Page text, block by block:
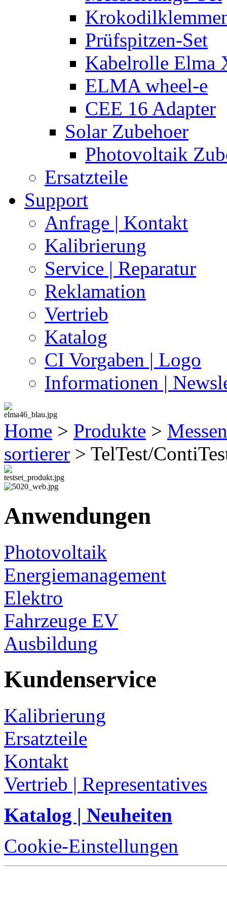
Prüfspitzen-Set
Kabelrolle Elma
ELMA wheel-e
CEE 16 Adapter
Solar Zubehoer
Photovoltaik
Ersatzteile
Support
Anfrage | Kontakt
Kalibrierung
Service | Reparatur
Reklamation
Vertrieb
Katalog
CI Vorgaben | Logo
Informationen |
Home > Produkte >
sortierer > TelTest/
Anwendungen
Photovoltaik
Energiemanagement
Elektro
Fahrzeuge EV
Ausbildung
Kundenservice
Kalibrierung
Ersatzteile
Kontakt
Vertrieb | Representatives
Katalog | Neuheiten
Cookie-Einstellungen